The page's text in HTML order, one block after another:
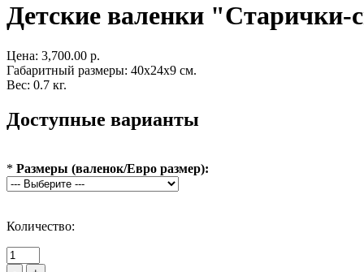
Детские валенки "Старички-
Цена: 3,700.00 р.
Габаритный размеры: 40x24x9 см.
Вес: 0.7 кг.
Доступные варианты
* Размеры (валенок/Евро размер):
Количество: